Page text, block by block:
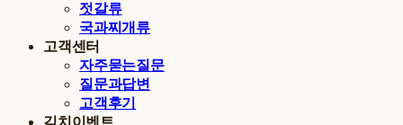
젓갈류
국과찌개류
고객센터
자주묻는질문
질문과답변
고객후기